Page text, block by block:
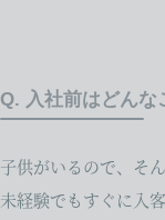
Q. 入社前はどんな
子供がいるので、そ
未経験でもすぐに入